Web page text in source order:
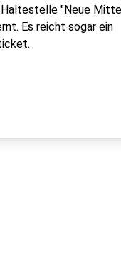
"Neue
Es reicht sogar ein